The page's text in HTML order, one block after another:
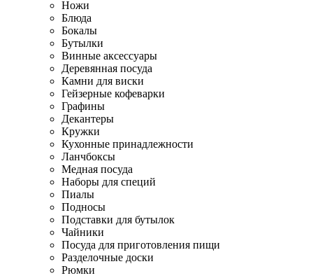
Ножи
Блюда
Бокалы
Бутылки
Винные аксессуары
Деревянная посуда
Камни для виски
Гейзерные кофеварки
Графины
Декантеры
Кружки
Кухонные принадлежности
Ланчбоксы
Медная посуда
Наборы для специй
Пиалы
Подносы
Подставки для бутылок
Чайники
Посуда для приготовления пищи
Разделочные доски
Рюмки